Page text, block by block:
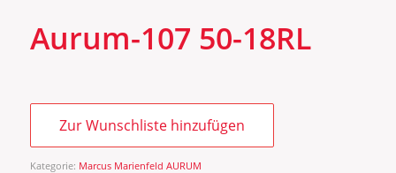
Aurum-107 50-18RL
Zur Wunschliste hinzufügen
Kategorie: Marcus Marienfeld AURUM